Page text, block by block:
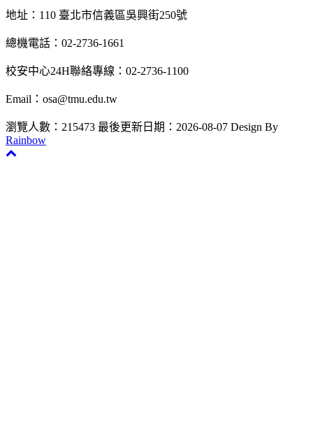
地址：110 臺北市信義區吳興街250號
總機電話：02-2736-1661
校安中心24H聯絡專線：02-2736-1100
Email：osa@tmu.edu.tw
瀏覽人數：215473 最後更新日期：2026-08-07 Design By
Rainbow